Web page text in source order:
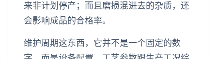
来非计划停产；而且磨损混进去的杂质，还
会影响成品的合格率。
维护周期这东西，它并不是一个固定的数